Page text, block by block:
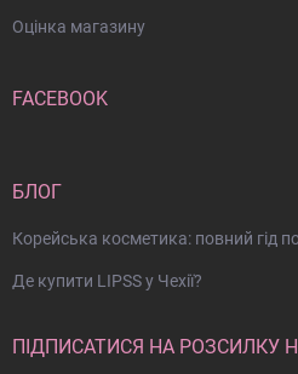
Оцінка магазину
FACEBOOK
БЛОГ
Корейська косметика: повний гід
Де купити LIPSS у Чехії?
ПІДПИСАТИСЯ НА РОЗСИЛКУ